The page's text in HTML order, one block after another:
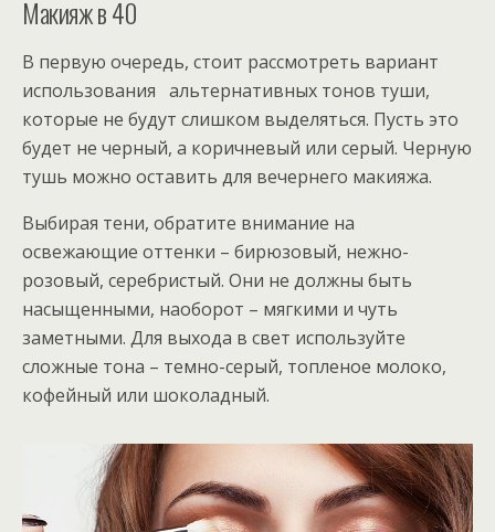
Макияж в 40
В первую очередь, стоит рассмотреть вариант
использования альтернативных тонов туши,
которые не будут слишком выделяться. Пусть это
будет не черный, а коричневый или серый. Черную
тушь можно оставить для вечернего макияжа.
Выбирая тени, обратите внимание на
освежающие оттенки – бирюзовый, нежно-
розовый, серебристый. Они не должны быть
насыщенными, наоборот – мягкими и чуть
заметными. Для выхода в свет используйте
сложные тона – темно-серый, топленое молоко,
кофейный или шоколадный.